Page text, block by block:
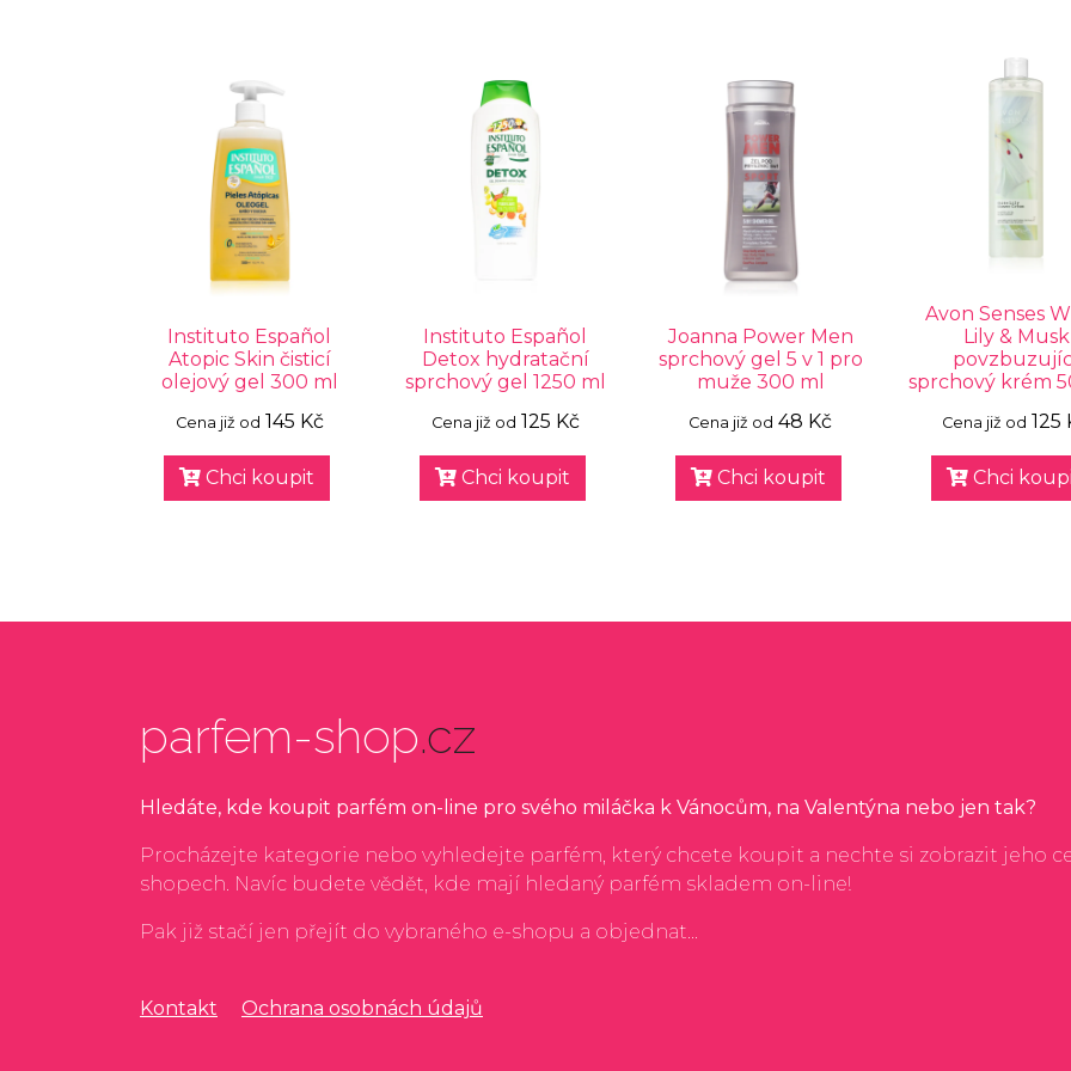
Instituto Español
Atopic Skin čisticí
olejový gel 300 ml
Cena již od 145 Kč
Chci koupit
Instituto Español
Detox hydratační
sprchový gel 1250 ml
Cena již od 125 Kč
Chci koupit
Joanna Power Men
sprchový gel 5 v 1 pro
muže 300 ml
Cena již od 48 Kč
Chci koupit
Avon Senses
Lily & Musk
sprchový krém
Cena již od 125
Chci
parfem-shop.cz
Hledáte, kde koupit parfém on-line pro svého miláčka k Vánocům, na Valentýna nebo jen tak?
Procházejte kategorie nebo vyhledejte parfém, který chcete koupit a nechte si zobrazit jeho
shopech. Navíc budete vědět, kde mají hledaný parfém skladem on-line!
Pak již stačí jen přejít do vybraného e-shopu a objednat...
Kontakt Ochrana osobnách údajů